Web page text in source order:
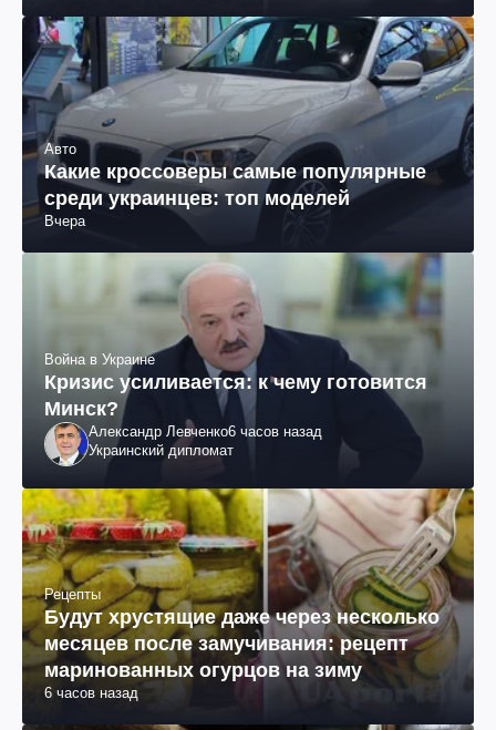
Авто
Какие кроссоверы самые популярные
среди украинцев: топ моделей
Вчера
Война в Украине
Кризис усиливается: к чему готовится
Минск?
Александр Левченко6 часов назад
Украинский дипломат
Рецепты
Будут хрустящие даже через несколько
месяцев после замучивания: рецепт
маринованных огурцов на зиму
6 часов назад